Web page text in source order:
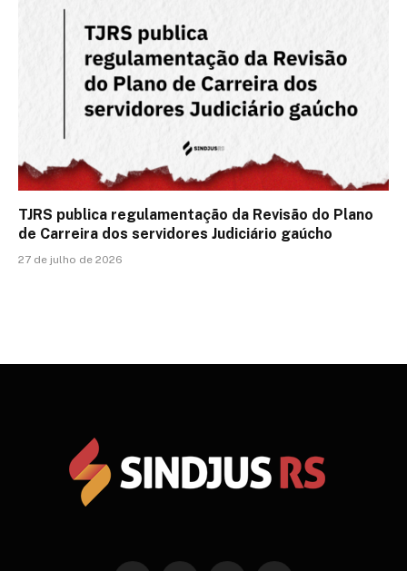
TJRS publica regulamentação da Revisão do Plano
de Carreira dos servidores Judiciário gaúcho
27 de julho de 2026